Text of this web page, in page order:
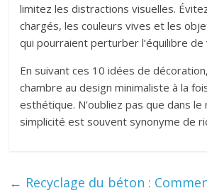
limitez les distractions visuelles.
chargés, les couleurs vives et les
qui pourraient perturber l’équilibre
En suivant ces 10 idées de
chambre au design minimaliste à la
esthétique. N’oubliez pas que dans le
simplicité est souvent synonyme de
← Recyclage du béton :